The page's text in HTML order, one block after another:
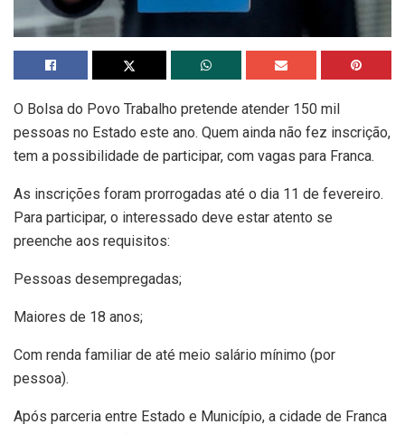
O Bolsa do Povo Trabalho pretende atender 150 mil
pessoas no Estado este ano. Quem ainda não fez inscrição,
tem a possibilidade de participar, com vagas para Franca.
As inscrições foram prorrogadas até o dia 11 de fevereiro.
Para participar, o interessado deve estar atento se
preenche aos requisitos:
Pessoas desempregadas;
Maiores de 18 anos;
Com renda familiar de até meio salário mínimo (por
pessoa).
Após parceria entre Estado e Município, a cidade de Franca